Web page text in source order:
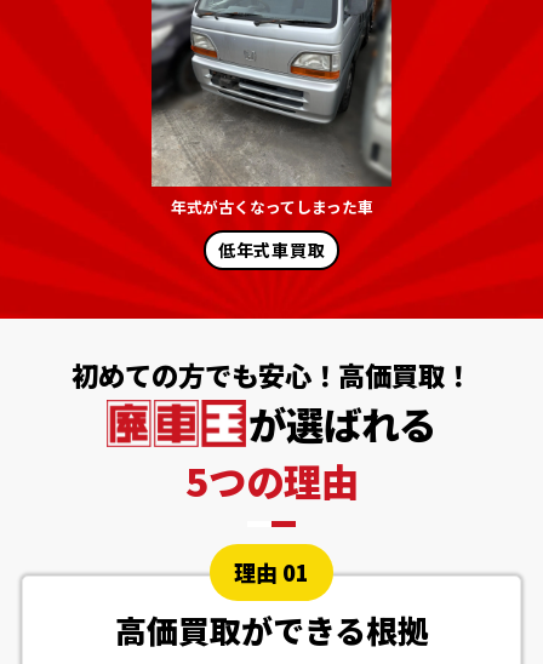
年式が古くなってしまった車
低年式車買取
初めての方でも安心！高価買取！
が選ばれる
5つの理由
理由 01
高価買取ができる根拠